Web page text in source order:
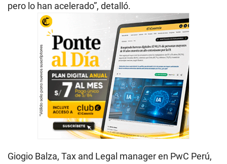
pero lo han acelerado”, detalló.
Giogio Balza, Tax and Legal manager en PwC Perú,